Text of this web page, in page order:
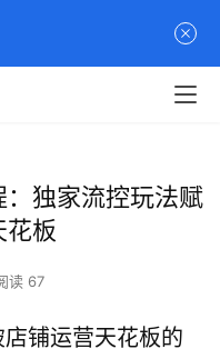
独家流控玩法赋
花板
读 67
铺运营天花板的